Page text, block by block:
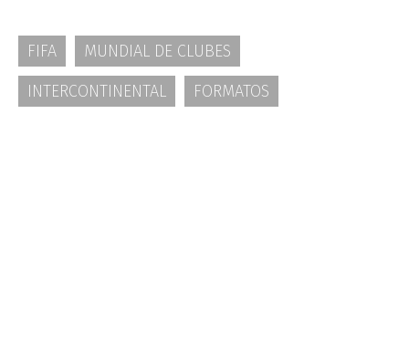
FIFA
MUNDIAL DE CLUBES
INTERCONTINENTAL
FORMATOS